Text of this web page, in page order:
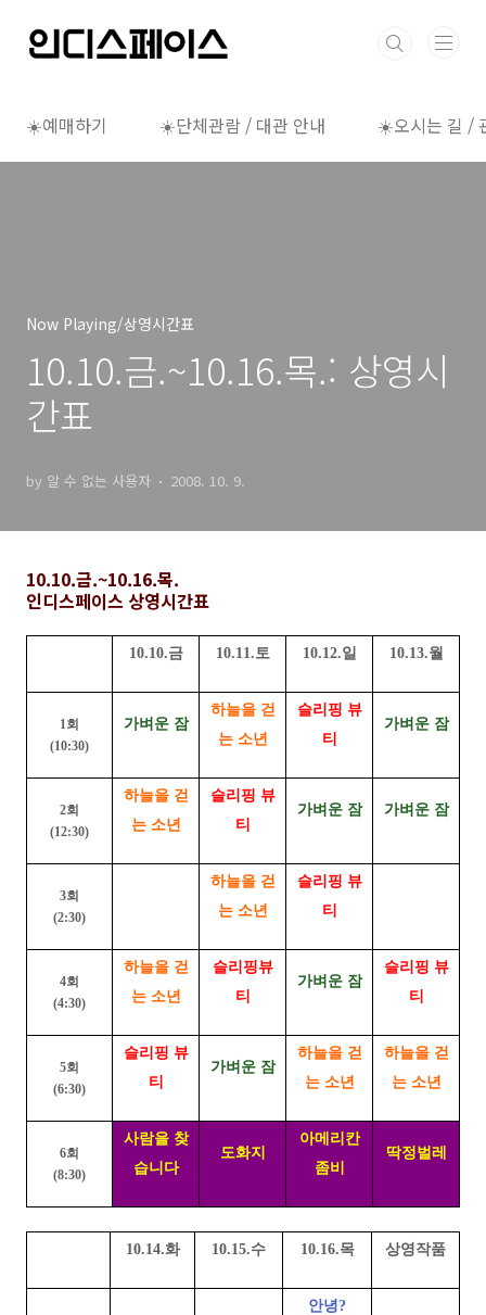
☀️예매하기 ☀️단체관람 / 대관 안내 ☀️오시는 길 /
Now Playing/상영시간표
10.10.금.~10.16.목.: 상영시
간표
by 알 수 없는 사용자 2008. 10. 9.
10.10.금.~10.16.목.
인디스페이스 상영시간표
10.10.금 10.11.토 10.12.일 10.13.월
1회
(10:30)
가벼운 잠
하늘을 걷
는 소년
슬리핑 뷰
티
가벼운 잠
2회
(12:30)
하늘을 걷
는 소년
슬리핑 뷰
티
가벼운 잠 가벼운 잠
3회
(2:30)
하늘을 걷
는 소년
슬리핑 뷰
티
4회
(4:30)
하늘을 걷
는 소년
슬리핑뷰
티
가벼운 잠
슬리핑 뷰
티
5회
(6:30)
슬리핑 뷰
티
가벼운 잠
하늘을 걷
는 소년
하늘을 걷
는 소년
6회
(8:30)
사람을 찾
습니다
도화지
아메리칸
좀비
딱정벌레
10.14.화 10.15.수 10.16.목 상영작품
안녕?